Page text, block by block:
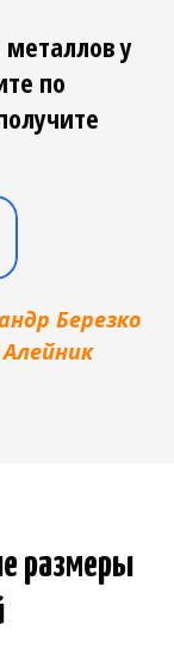
у
по
Березко
размеры